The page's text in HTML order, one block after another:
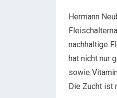
Hermann
nachhaltige
hat nicht nur
sowie
Die Zucht ist